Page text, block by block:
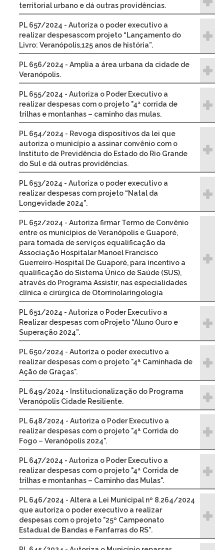
territorial urbano e dá outras providências.
PL 657/2024 - Autoriza o poder executivo a
realizar despesascom projeto “Lançamento do
Livro: Veranópolis,125 anos de história”.
PL 656/2024 - Amplia a área urbana da cidade de
Veranópolis.
PL 655/2024 - Autoriza o Poder Executivo a
realizar despesas com o projeto "4ª corrida de
trilhas e montanhas – caminho das mulas.
PL 654/2024 - Revoga dispositivos da lei que
autoriza o município a assinar convênio com o
Instituto de Previdência do Estado do Rio Grande
do Sul e dá outras providências.
PL 653/2024 - Autoriza o poder executivo a
realizar despesas com projeto “Natal da
Longevidade 2024”.
PL 652/2024 - Autoriza firmar Termo de Convênio
entre os municípios de Veranópolis e Guaporé,
para tomada de serviços equalificação da
Associação Hospitalar Manoel Francisco
Guerreiro-Hospital De Guaporé, para incentivo a
qualificação do Sistema Único de Saúde (SUS),
através do Programa Assistir, nas especialidades
clínica e cirúrgica de Otorrinolaringologia
PL 651/2024 - Autoriza o Poder Executivo a
Realizar despesas com oProjeto “Aluno Ouro e
Superação 2024”.
PL 650/2024 - Autoriza o poder executivo a
realizar despesas com o projeto "4ª Caminhada de
Ação de Graças".
PL 649/2024 - Institucionalização do Programa
Veranópolis Cidade Resiliente.
PL 648/2024 - Autoriza o Poder Executivo a
realizar despesas com o projeto "4ª Corrida do
Fogo – Veranópolis 2024".
PL 647/2024 - Autoriza o Poder Executivo a
realizar despesas com o projeto "4ª Corrida de
trilhas e montanhas – Caminho das Mulas".
PL 646/2024 - Altera a Lei Municipal nº 8.264/2024
que autoriza o poder executivo a realizar
despesas com o projeto "25º Campeonato
Estadual de Bandas e Fanfarras do RS”.